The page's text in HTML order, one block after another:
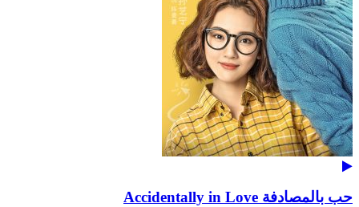
حب بالمصادفة Accidentally in Love